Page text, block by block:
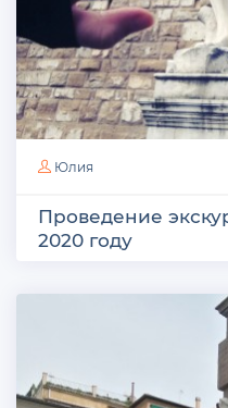
Юлия
Проведение
2020 году